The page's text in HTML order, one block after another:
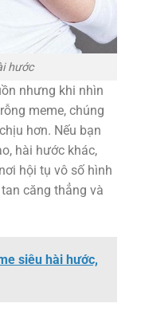
hước
nhưng khi nhìn
meme, chúng
hơn. Nếu bạn
hài hước khác,
hội tụ vô số hình
căng thẳng và
siêu hài hước,